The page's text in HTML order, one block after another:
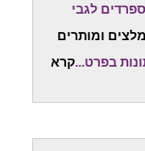
לגבי
ומותרים
בפרט...קרא